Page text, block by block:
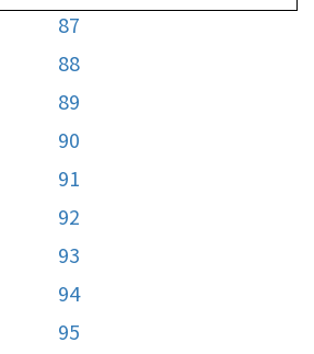
87
88
89
90
91
92
93
94
95